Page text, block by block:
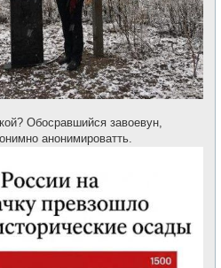
Обосравшийся завоевун,
анонимироватть.